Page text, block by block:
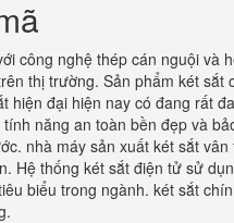
công nghệ thép cán nguội và
thị trường. Sản phẩm két
hiện đại hiện nay có đang rất
năng an toàn bền đẹp và
nhà máy sản xuất két sắt
Hệ thống két sắt điện tử sử
biểu trong ngành. két sắt